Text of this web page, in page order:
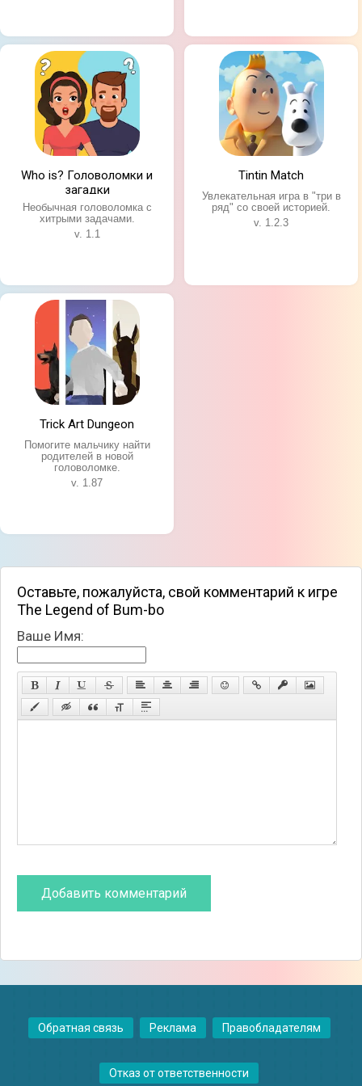
Множество интересных и харизматичных
персонажей;
Простое и понятное управление.
Who is? Головоломки и
загадки
Необычная головоломка с
хитрыми задачами.
v. 1.1
Tintin Match
Увлекательная игра в "три в
ряд" со своей историей.
v. 1.2.3
Trick Art Dungeon
Помогите мальчику найти
родителей в новой
головоломке.
v. 1.87
Оставьте, пожалуйста, свой комментарий к игре
The Legend of Bum-bo
Ваше Имя:
Обратная связь Реклама Правобладателям
Отказ от ответственности